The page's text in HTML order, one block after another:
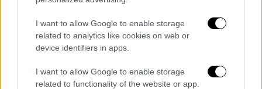
I want to allow Google to enable storage
related to analytics like cookies on web or
device identifiers in apps.
I want to allow Google to enable storage
related to functionality of the website or app.
View this post on Instagram